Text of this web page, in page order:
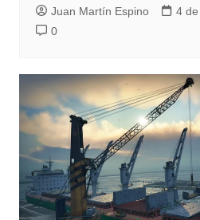
Juan Martín Espino
4
0